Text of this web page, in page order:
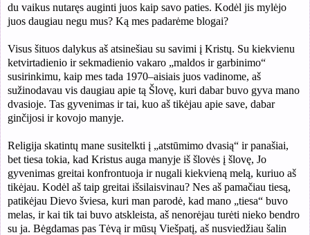
du vaikus nutaręs auginti juos kaip savo paties. Kodėl jis mylėjo
juos daugiau negu mus? Ką mes padarėme blogai?
Visus šituos dalykus aš atsinešiau su savimi į Kristų. Su kiekvienu
ketvirtadienio ir sekmadienio vakaro „maldos ir garbinimo“
susirinkimu, kaip mes tada 1970–aisiais juos vadinome, aš
sužinodavau vis daugiau apie tą Šlovę, kuri dabar buvo gyva mano
dvasioje. Tas gyvenimas ir tai, kuo aš tikėjau apie save, dabar
ginčijosi ir kovojo manyje.
Religija skatintų mane susitelkti į „atstūmimo dvasią“ ir panašiai,
bet tiesa tokia, kad Kristus auga manyje iš šlovės į šlovę, Jo
gyvenimas greitai konfrontuoja ir nugali kiekvieną melą, kuriuo aš
tikėjau. Kodėl aš taip greitai išsilaisvinau? Nes aš pamačiau tiesą,
patikėjau Dievo šviesa, kuri man parodė, kad mano „tiesa“ buvo
melas, ir kai tik tai buvo atskleista, aš nenorėjau turėti nieko bendro
su ja. Bėgdamas pas Tėvą ir mūsų Viešpatį, aš nusviedžiau šalin